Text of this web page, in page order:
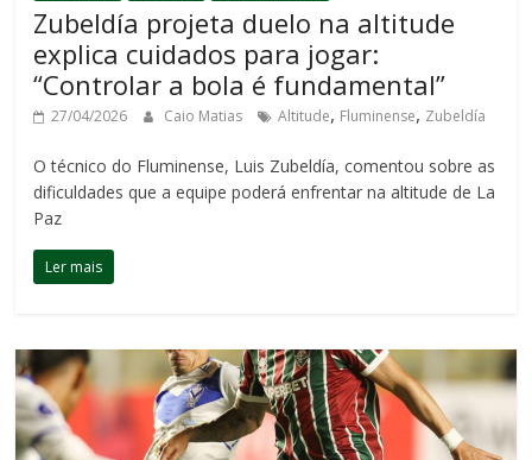
Zubeldía projeta duelo na altitude
explica cuidados para jogar:
“Controlar a bola é fundamental”
27/04/2026 Caio Matias Altitude, Fluminense, Zubeldía
O técnico do Fluminense, Luis Zubeldía, comentou sobre as
dificuldades que a equipe poderá enfrentar na altitude de La
Paz
Ler mais